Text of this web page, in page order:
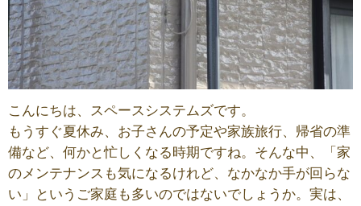
こんにちは、スペースシステムズです。
もうすぐ夏休み、お子さんの予定や家族旅行、帰省の準
備など、何かと忙しくなる時期ですね。そんな中、「家
のメンテナンスも気になるけれど、なかなか手が回らな
い」というご家庭も多いのではないでしょうか。実は、